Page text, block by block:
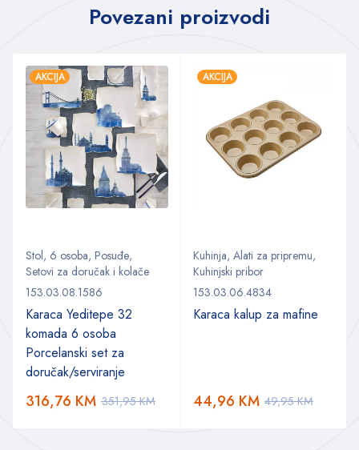
Povezani proizvodi
AKCIJA
Stol, 6 osoba, Posuđe,
Setovi za doručak i kolače
153.03.08.1586
Karaca Yeditepe 32
komada 6 osoba
Porcelanski set za
doručak/serviranje
351,95KM
316,76 KM
AKCIJA
Kuhinja, Alati za pripremu,
Kuhinjski pribor
153.03.06.4834
Karaca kalup za mafine
49,95KM
44,96 KM